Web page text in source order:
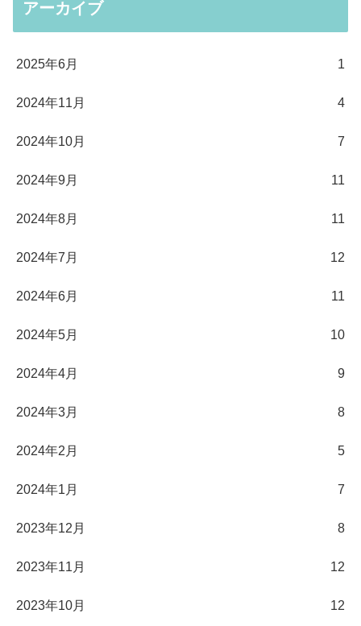
アーカイブ
2025年6月 1
2024年11月 4
2024年10月 7
2024年9月 11
2024年8月 11
2024年7月 12
2024年6月 11
2024年5月 10
2024年4月 9
2024年3月 8
2024年2月 5
2024年1月 7
2023年12月 8
2023年11月 12
2023年10月 12